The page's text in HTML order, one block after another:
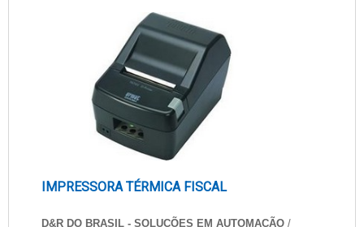
INDUSTRIALHá muitas maneiras eficientes de
demonstrar competência e excelência em uma
área de atuação. A EPcenter canaliza sua
energia em produzir um estrutura para os
parceiros com: Escritório de alta qualidade
onde são realizadas as atividades;
Equipamentos de última geração; Tecnologia
de ponta. Tudo para se certificar que se tenha
ótima qualidade. Ainda focando na qualidade
IMPRESSORA TÉRMICA FISCAL
D&R DO BRASIL - SOLUÇÕES EM AUTOMAÇÃO /